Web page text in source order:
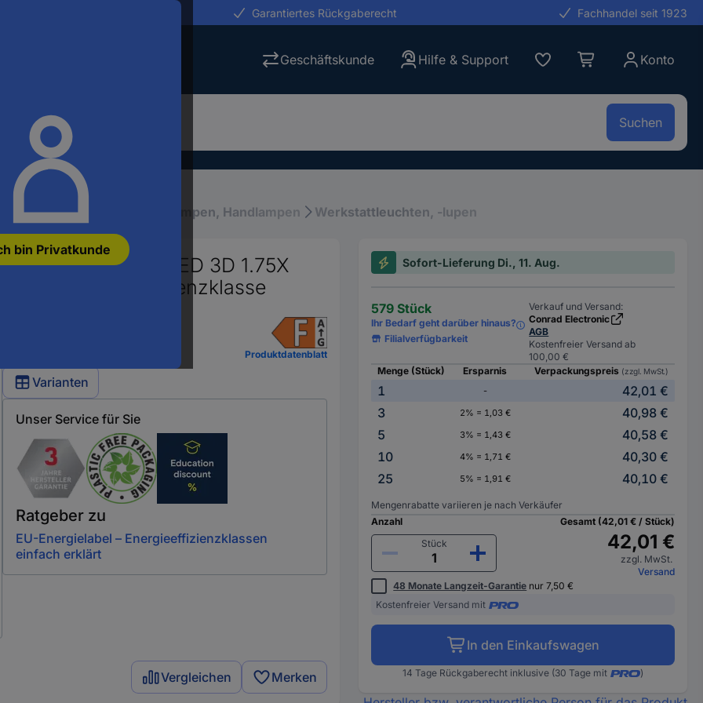
bin Privatkunde
Garantiertes Rückgaberecht Fachhandel seit 1923
Geschäftskunde Hilfe & Support Konto
Suchen
Werkstattlampen, Handlampen Werkstattleuchten, -lupen
60 SMD LED 3D 1.75X
2021 Energieeffizienzklasse
Produktdatenblatt
Varianten
Unser Service für Sie
Ratgeber zu
EU-Energielabel – Energieeffizienzklassen
einfach erklärt
Vergleichen Merken
Sofort-Lieferung Di., 11. Aug.
579 Stück
Ihr Bedarf geht darüber hinaus?
Filialverfügbarkeit
Verkauf und Versand:
Conrad Electronic
AGB
Kostenfreier Versand ab
100,00 €
Menge (Stück)
Ersparnis Verpackungspreis (zzgl. MwSt.)
1 -
42,01 €
3
2% = 1,03 €
40,98 €
5
3% = 1,43 €
40,58 €
10
4% = 1,71 €
40,30 €
25
5% = 1,91 € 40,10 €
Mengenrabatte variieren je nach Verkäufer
Anzahl
Stück
Gesamt (42,01 € / Stück)
42,01 €
zzgl. MwSt.
Versand
48 Monate Langzeit-Garantie nur 7,50 €
Kostenfreier Versand mit
In den Einkaufswagen
14 Tage Rückgaberecht inklusive (30 Tage mit )